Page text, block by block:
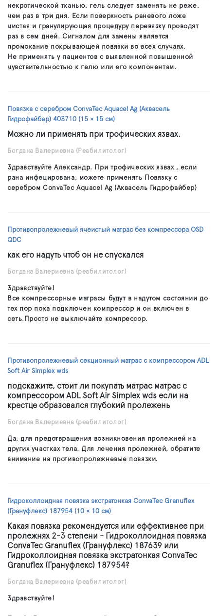
некротической тканью, гель следует заменять не реже,
чем раз в три дня. Если поверхность раневого ложе
чистая и гранулирующая процедуру перевязку проводят
раз в сем дней. Сигналом для замены является
промокание покрывающей повязки во всех случаях.
Не применять у пациентов с выявленной повышенной
чувствительностью к гелю или его компонентам.
Повязка с серебром ConvaTec Aquacel Ag (Аквасель
Гидрофайбер) 403710 (15 × 15 см)
Можно ли применять при трофических язвах.
Богдана Валериевна (Реабилитолог)
Здравствуйте Александр. При трофических язвах , если
рана инфецирована, можете применять Повязку с
серебром ConvaTec Aquacel Ag (Аквасель Гидрофайбер)
Противопролежневый ячеистый матрас без компрессора OSD
QDC
как его надуть чтоб он не спускался
Богдана Валериевна (реабилитолог)
Здравствуйте!
Все компрессорные матрасы будут в надутом состоянии до
тех пор пока подключен компрессор и он включен в
сеть.Просто не выключайте компрессор.
Противопролежневый секционный матрас с компрессором ADL
Soft Air Simplex wds
подскажите, стоит ли покупать матрас матрас с
компрессором ADL Soft Air Simplex wds если на
крестце образовался глубокий пролежень
Богдана Валериевна (реабилитолог)
Да, для предотвращения возникновения пролежней на
других участках тела. Для лечения пролежней, обратите
внимание на противопролежневые повязки.
Гидроколлоидная повязка экстратонкая ConvaTec Granuflex
(Грануфлекс) 187954 (10 × 10 см)
Какая повязка рекомендуется или еффективнее при
пролежнях 2-3 степени - Гидроколлоидная повязка
ConvaTec Granuflex (Грануфлекс) 187639 или
Гидроколлоидная повязка экстратонкая ConvaTec
Granuflex (Грануфлекс) 187954?
Богдана Валериевна (реабилитолог)
Здравствуйте!